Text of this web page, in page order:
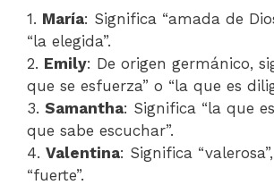
1. María: Significa “amada de
“la elegida”.
2. Emily: De origen germánico,
que se esfuerza” o “la que es
3. Samantha: Significa “la que
que sabe escuchar”.
4. Valentina: Significa
“fuerte”.